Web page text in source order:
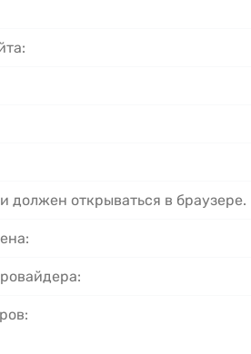
должен открываться в браузере.